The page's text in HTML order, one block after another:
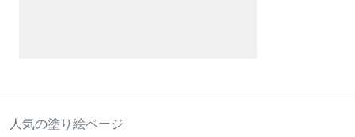
人気の塗り絵ページ